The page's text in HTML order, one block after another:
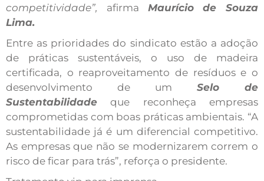
competitividade”, afirma Maurício de Souza
Lima.
Entre as prioridades do sindicato estão a adoção
de práticas sustentáveis, o uso de madeira
certificada, o reaproveitamento de resíduos e o
desenvolvimento de um Selo de
Sustentabilidade que reconheça empresas
comprometidas com boas práticas ambientais. “A
sustentabilidade já é um diferencial competitivo.
As empresas que não se modernizarem correm o
risco de ficar para trás”, reforça o presidente.